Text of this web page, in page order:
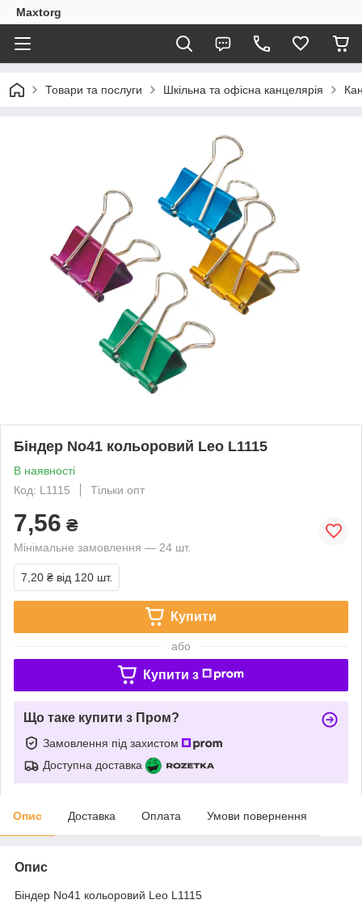
Maxtorg
Товари та послуги Шкільна та офісна канцелярія
Біндер No41 кольоровий Leo L1115
В наявності
Код: L1115
Тільки опт
7,56 ₴
Мінімальне замовлення — 24 шт.
7,20 ₴ від 120 шт.
Купити
або
Купити з
Що таке купити з Пром?
Замовлення під захистом
Доступна доставка
Опис Доставка Оплата Умови повернення
Опис
Біндер No41 кольоровий Leo L1115